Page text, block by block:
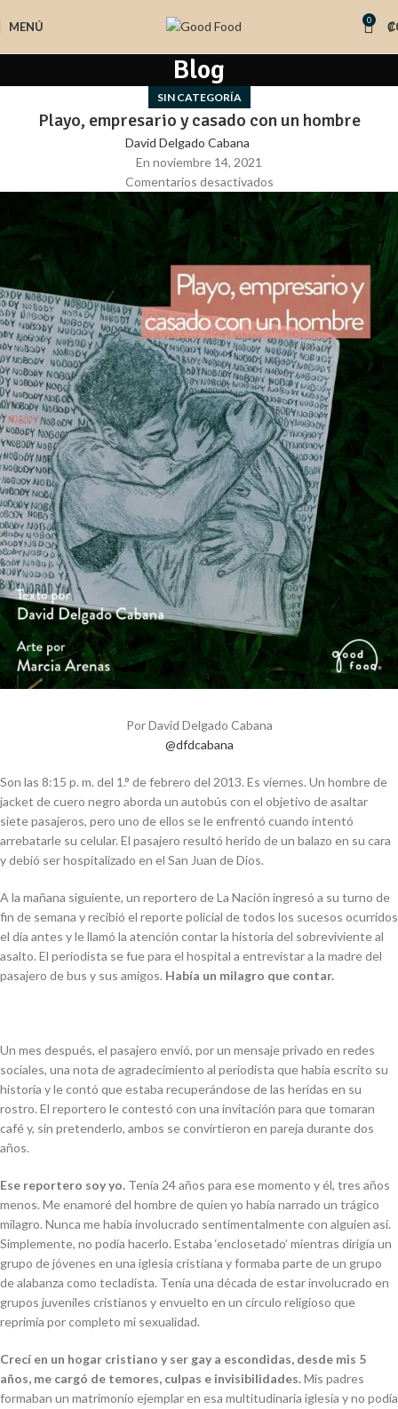
MENÚ 0 ₡
Blog
SIN CATEGORÍA
Playo, empresario y casado con un hombre
David Delgado Cabana
En noviembre 14, 2021
Comentarios desactivados
Por David Delgado Cabana
@dfdcabana
Son las 8:15 p. m. del 1.° de febrero del 2013. Es viernes. Un hombre de
jacket de cuero negro aborda un autobús con el objetivo de asaltar
siete pasajeros, pero uno de ellos se le enfrentó cuando intentó
arrebatarle su celular. El pasajero resultó herido de un balazo en su cara
y debió ser hospitalizado en el San Juan de Dios.
A la mañana siguiente, un reportero deLa Nación ingresó a su turno de
fin de semana y recibió el reporte policial de todos los sucesos ocurridos
el día antes y le llamó la atención contar la historia del sobreviviente al
asalto. El periodista se fue para el hospital a entrevistar a la madre del
pasajero de bus y sus amigos. Había un milagro que contar.
Un mes después, el pasajero envió, por un mensaje privado en redes
sociales, una nota de agradecimiento al periodista que había escrito su
historia y le contó que estaba recuperándose de las heridas en su
rostro. El reportero le contestó con una invitación para que tomaran
café y, sin pretenderlo, ambos se convirtieron en pareja durante dos
años.
Ese reportero soy yo. Tenía 24 años para ese momento y él, tres años
menos. Me enamoré del hombre de quien yo había narrado un trágico
milagro. Nunca me había involucrado sentimentalmente con alguien así.
Simplemente, no podía hacerlo. Estaba ‘enclosetado’ mientras dirigía un
grupo de jóvenes en una iglesia cristiana y formaba parte de un grupo
de alabanza como tecladista. Tenía una década de estar involucrado en
grupos juveniles cristianos y envuelto en un círculo religioso que
reprimía por completo mi sexualidad.
Crecí en un hogar cristiano y ser gay a escondidas, desde mis 5
años, me cargó de temores, culpas e invisibilidades.Mis padres
formaban un matrimonio ejemplar en esa multitudinaria iglesia y no podía